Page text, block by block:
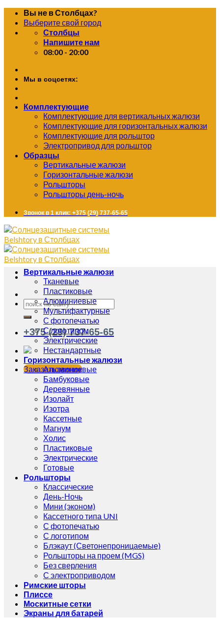
Skip
content
Вы не в Столбцах?
Выберите свой город
Столбцы
Напишите нам
08:00 - 20:00
Мы в соцсетях:
Комплектующие
Комплектующие для вертикальных жалюзи
Комплектующие для горизонтальных жалюзи
Комплектующие для рольштор
Электропривод для рольштор
Образцы
Вертикальные жалюзи
Горизонтальные жалюзи
Рольшторы
Рольшторы день-ночь
Звонок в 1 клик: +375 (29) 737-65-65
+375 (29) 737-65-65
Заказать звонок
Вертикальные жалюзи
Тканевые
Пластиковые
Алюминиевые
Мультифактурные
С фотопечатью
С логотипом
Электрические
Нестандартные
Горизонтальные жалюзи
Алюминиевые
Бамбуковые
Деревянные
Изолайт
Изотра
Кассетные
Магнум
Холис
Пластиковые
Электрические
Готовые
Рольшторы
Классические
День-Ночь
Мини (эконом)
Кассетного типа UNI
С фотопечатью
С логотипом
Блэкаут (Светонепроницаемые)
Рольшторы на проем (MGS)
Без сверления
С электроприводом
Римские шторы
Плиссе
Москитные сетки
Экраны для батарей